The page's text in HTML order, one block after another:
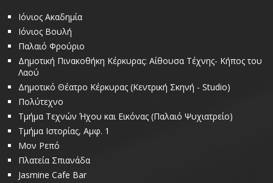
Ιόνιος Ακαδημία
Ιόνιος Βουλή
Παλαιό Φρούριο
Δημοτική Πινακοθήκη Κέρκυρας: Αίθουσα Τέχνης- Κήπος του
Λαού
Δημοτικό Θέατρο Κέρκυρας (Κεντρική Σκηνή - Studio)
Πολύτεχνο
Τμήμα Τεχνών Ήχου και Εικόνας (Παλαιό Ψυχιατρείο)
Τμήμα Ιστορίας, Αμφ. 1
Μον Ρεπό
Πλατεία Σπιανάδα
Jasmine Cafe Bar